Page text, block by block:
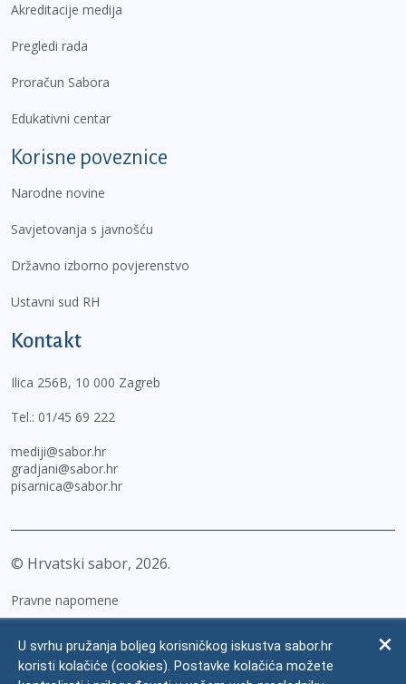
Akreditacije medija
Pregledi rada
Proračun Sabora
Edukativni centar
Korisne poveznice
Narodne novine
Savjetovanja s javnošću
Državno izborno povjerenstvo
Ustavni sud RH
Kontakt
Ilica 256B, 10 000 Zagreb
Tel.: 01/45 69 222
mediji@sabor.hr
gradjani@sabor.hr
pisarnica@sabor.hr
© Hrvatski sabor, 2026
Pravne napomene
Zaštita osobnih podataka
U svrhu pružanja boljeg korisničkog iskustva sabor.hr
koristi kolačiće (cookies). Postavke kolačića možete